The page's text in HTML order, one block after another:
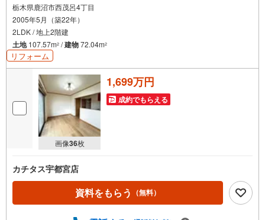
栃木県鹿沼市西茂呂4丁目
2005年5月（築22年）
2LDK / 地上2階建
土地107.57m2 /建物72.04m2
リフォーム
画像36枚
1,699万円
成約でもらえる
カチタス宇都宮店
資料をもらう （無料）